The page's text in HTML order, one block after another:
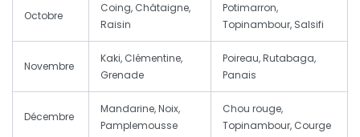
Octobre
Coing, Châtaigne,
Raisin
Potimarron,
Topinambour, Salsifi
Novembre
Kaki, Clémentine,
Grenade
Poireau, Rutabaga,
Panais
Décembre
Mandarine, Noix,
Pamplemousse
Chou rouge,
Topinambour, Courge